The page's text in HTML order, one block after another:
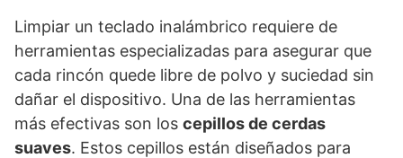
Limpiar un teclado inalámbrico requiere de
herramientas especializadas para asegurar que
cada rincón quede libre de polvo y suciedad sin
dañar el dispositivo. Una de las herramientas
más efectivas son los cepillos de cerdas
suaves. Estos cepillos están diseñados para